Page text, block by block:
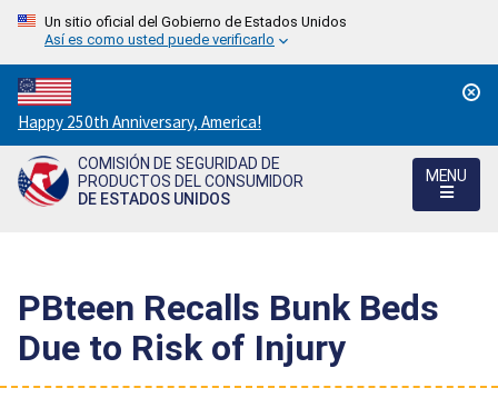
Un sitio oficial del Gobierno de Estados Unidos
Así es como usted puede verificarlo
Countdown
to
America's
250th
Happy 250th Anniversary, America!
COMISIÓN DE SEGURIDAD DE
PRODUCTOS DEL CONSUMIDOR
DE ESTADOS UNIDOS
MENU
PBteen Recalls Bunk Beds
Due to Risk of Injury